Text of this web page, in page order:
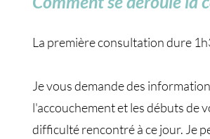
La première consultation dure
Je vous demande des
l'accouchement et les débuts de
difficulté rencontré à ce jour. Je